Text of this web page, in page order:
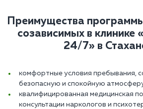
Преимущества
созависимых в клинике
24/7» в
комфортные условия пребывания,
безопасную и спокойную
квалифицированная медицинская
консультации наркологов и